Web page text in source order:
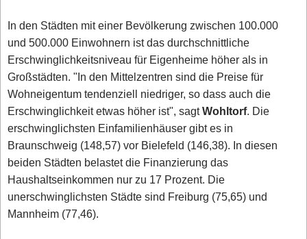
In den Städten mit einer Bevölkerung zwischen 100.000
und 500.000 Einwohnern ist das durchschnittliche
Erschwinglichkeitsniveau für Eigenheime höher als in
Großstädten. "In den Mittelzentren sind die Preise für
Wohneigentum tendenziell niedriger, so dass auch die
Erschwinglichkeit etwas höher ist", sagtWohltorf. Die
erschwinglichsten Einfamilienhäuser gibt es in
Braunschweig (148,57) vor Bielefeld (146,38). In diesen
beiden Städten belastet die Finanzierung das
Haushaltseinkommen nur zu 17 Prozent. Die
unerschwinglichsten Städte sind Freiburg (75,65) und
Mannheim (77,46).